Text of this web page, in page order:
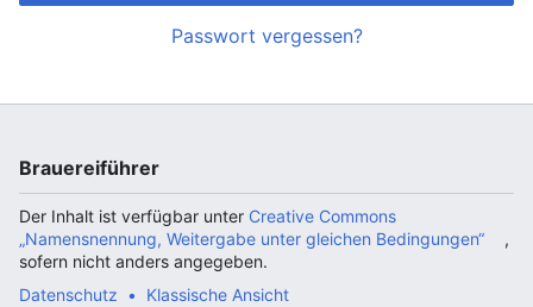
Passwort vergessen?
Brauereiführer
Der Inhalt ist verfügbar unter Creative Commons
„Namensnennung, Weitergabe unter gleichen Bedingungen“
,
sofern nicht anders angegeben.
Datenschutz
Klassische Ansicht